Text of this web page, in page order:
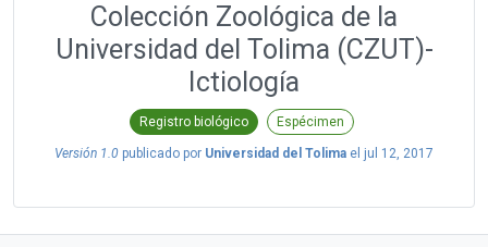
Colección Zoológica de la
Universidad del Tolima (CZUT)-
Ictiología
Registro biológico Espécimen
Versión 1.0 publicado por Universidad del Tolima el jul 12, 2017